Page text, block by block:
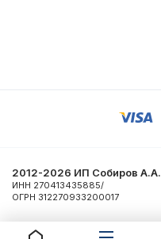
2012-2026 ИП Собиров А.А.
ИНН 270413435885/
ОГРН 312270933200017